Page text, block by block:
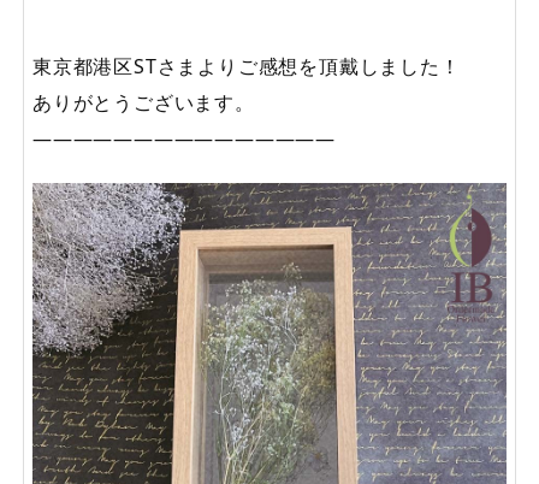
東京都港区STさまよりご感想を頂戴しました！
ありがとうございます。
———————————————